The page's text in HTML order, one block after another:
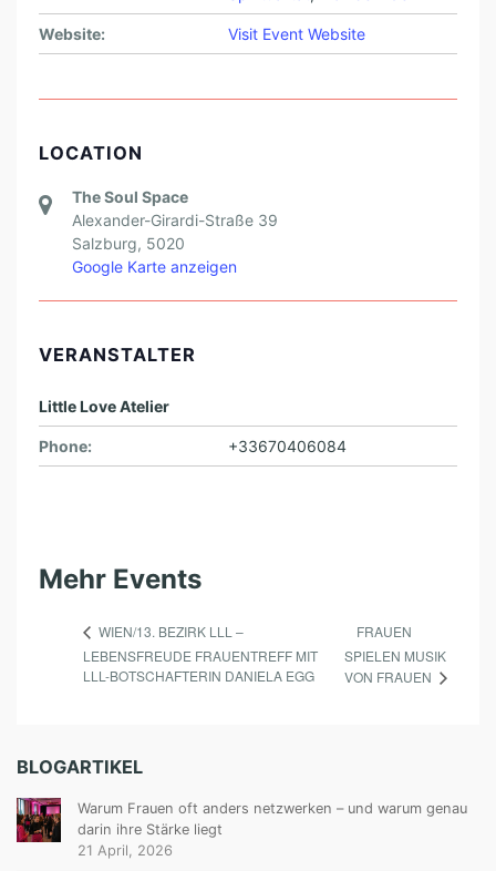
Website: Visit Event Website
LOCATION
The Soul Space
Alexander-Girardi-Straße 39
Salzburg, 5020
Google Karte anzeigen
VERANSTALTER
Little Love Atelier
Phone: +33670406084
Mehr Events
WIEN/13. BEZIRK LLL –
LEBENSFREUDE FRAUENTREFF MIT
LLL-BOTSCHAFTERIN DANIELA EGG
FRAUEN
SPIELEN MUSIK
VON FRAUEN
BLOGARTIKEL
Warum Frauen oft anders netzwerken – und warum genau
darin ihre Stärke liegt
21 April, 2026